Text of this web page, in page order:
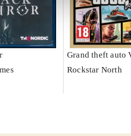
Grand theft auto
Rockstar North